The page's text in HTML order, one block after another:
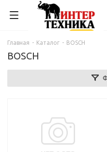
Главная - Каталог - BOSCH
BOSCH